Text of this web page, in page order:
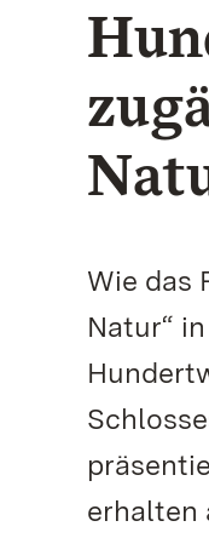
Wie das
Natur“
erhalten